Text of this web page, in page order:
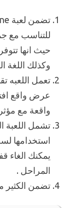
للتناسب مع
حيث انها تتوفر
وكذلك اللغة
واقعة مع
تشمل اللعبة
استخدامها
يمكنك الغاء
المراحل .
تضمن الكثير